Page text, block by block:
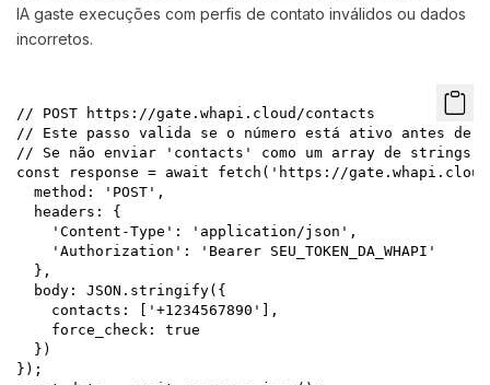
IA gaste execuções com perfis de contato inválidos ou dados
incorretos.
// POST https://gate.whapi.cloud/contacts
// Este passo valida se o número está ativo antes de
// Se não enviar 'contacts' como um array de
const response = await fetch('https://
  method: 'POST',
  headers: {
    'Content-Type': 'application/json',
    'Authorization': 'Bearer SEU_TOKEN_DA_WHAPI'
  },
  body: JSON.stringify({
    contacts: ['+1234567890'],
    force_check: true
  })
});